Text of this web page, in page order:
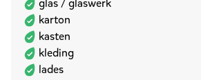
glas / glaswerk
karton
kasten
kleding
lades